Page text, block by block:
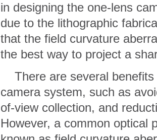
in designing the one-lens
due to the lithographic
that the field curvature
the best way to project a
There are several
camera system, such as
of-view collection, and
However, a common optical